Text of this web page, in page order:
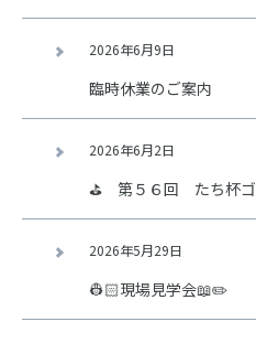
2026年6月9日
臨時休業のご案内
2026年6月2日
⛳ 第５６回 たち杯
2026年5月29日
👷🏻現場見学会📖✏️